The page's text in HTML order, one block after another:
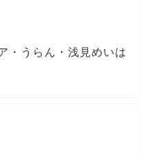
・うらん・浅見めいは